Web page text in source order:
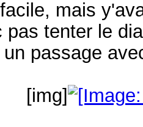
mais
pas tenter le
passage
[img]